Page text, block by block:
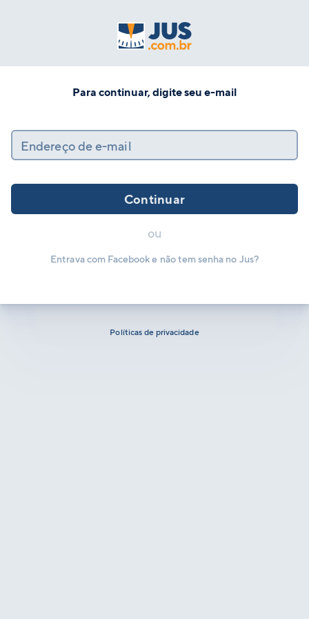
Para continuar, digite seu e-mail
Endereço de e-mail
Continuar
ou
Entrava com Facebook e não tem senha no Jus?
Políticas de privacidade